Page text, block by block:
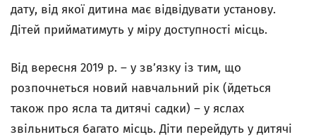
дату, від якої дитина має відвідувати установу.
Дітей прийматимуть у міру доступності місць.
Від вересня 2019 р. – у зв’язку із тим, що
розпочнеться новий навчальний рік (йдеться
також про ясла та дитячі садки) – у яслах
звільниться багато місць. Діти перейдуть у дитячі